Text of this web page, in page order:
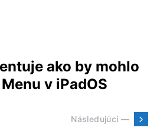
ako by mohlo
v iPadOS
Následujúci —